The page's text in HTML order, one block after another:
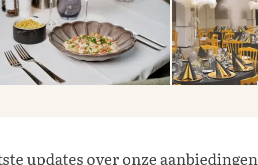
updates over onze aanbiedingen